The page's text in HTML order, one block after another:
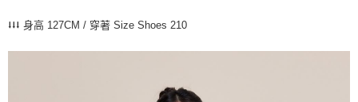
宅配滿699免運
⭣⭣⭣ 身高 127CM / 穿著 Size Shoes 210